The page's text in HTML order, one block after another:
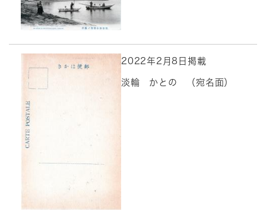
2022年2月8日掲載
淡輪 かとの （宛名面）